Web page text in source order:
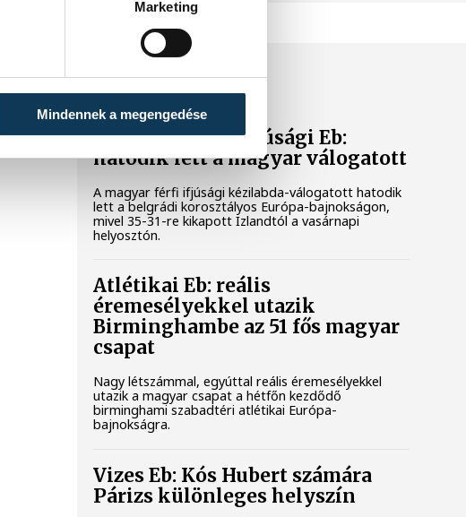
Marketing
Mindennek a megengedése
SPORT
Férfi kézilabda ifjúsági Eb:
hatodik lett a magyar válogatott
A magyar férfi ifjúsági kézilabda-válogatott hatodik
lett a belgrádi korosztályos Európa-bajnokságon,
mivel 35-31-re kikapott Izlandtól a vasárnapi
helyosztón.
Atlétikai Eb: reális
éremesélyekkel utazik
Birminghambe az 51 fős magyar
csapat
Nagy létszámmal, egyúttal reális éremesélyekkel
utazik a magyar csapat a hétfőn kezdődő
birminghami szabadtéri atlétikai Európa-
bajnokságra.
Vizes Eb: Kós Hubert számára
Párizs különleges helyszín